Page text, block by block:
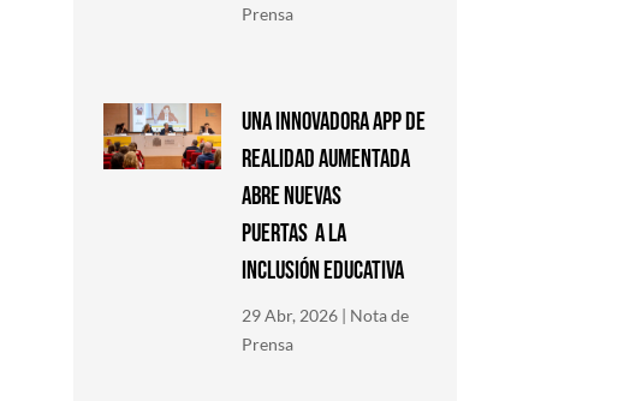
Prensa
Una innovadora app de
Realidad Aumentada
abre nuevas
puertas a la
inclusión educativa
29 Abr, 2026 | Nota de
Prensa